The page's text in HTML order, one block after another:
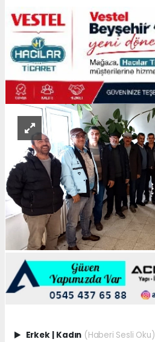
Erkek Kadın (Haberi Sesli Oku)